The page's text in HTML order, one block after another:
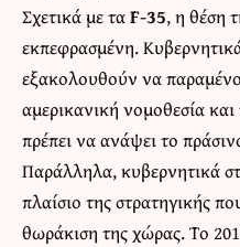
Σχετικά με ταF-35, η θέση
εκπεφρασμένη.
εξακολουθούν να
αμερικανική νομοθεσία
πρέπει να ανάψει το
Παράλληλα, κυβερνητικά
πλαίσιο της στρατηγικής
θωράκιση της χώρας. Το